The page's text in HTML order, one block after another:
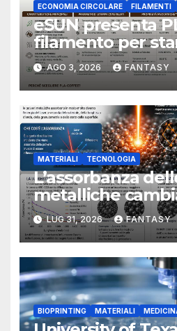
ECONOMIA CIRCOLARE FILAMENTI
eSUN presenta
filamento per
sviluppato con
recuperati
AGO 3, 2026 FANTASY
MATERIALI TECNOLOGIA
L’assorbanza
metalliche
interpretare la
LUG 31, 2026 FANTASY
BIOPRINTING MATERIALI